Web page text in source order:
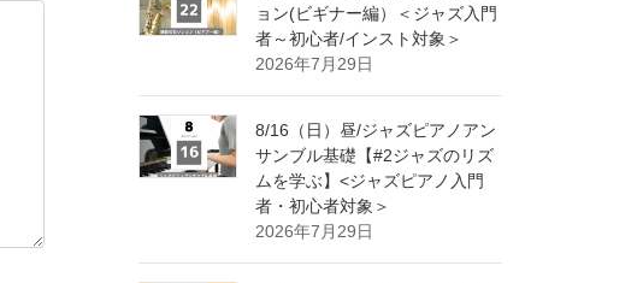
ョン(ビギナー編）＜ジャズ入門
者～初心者/インスト対象＞
2026年7月29日
8/16（日）昼/ジャズピアノアン
サンブル基礎【#2ジャズのリズ
ムを学ぶ】<ジャズピアノ入門
者・初心者対象＞
2026年7月29日